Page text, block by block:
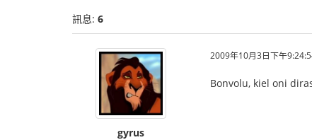
訊息: 6
gyrus
2009年10月3日下午
Bonvolu, kiel oni